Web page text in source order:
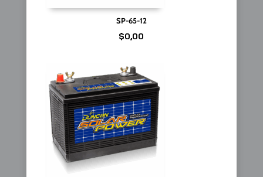
SP-65-12
$0,00